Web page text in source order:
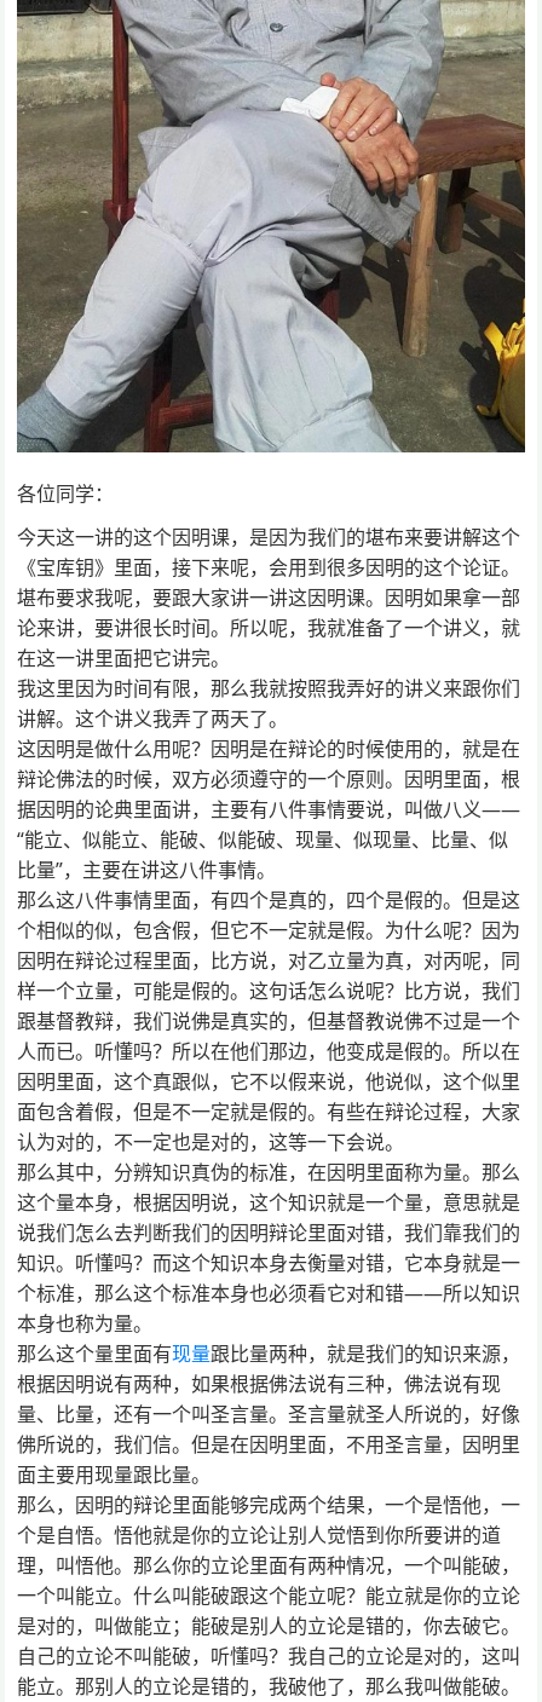
各位同学：
今天这一讲的这个因明课，是因为我们的堪布来要讲解这个
《宝库钥》里面，接下来呢，会用到很多因明的这个论证。
堪布要求我呢，要跟大家讲一讲这因明课。因明如果拿一部
论来讲，要讲很长时间。所以呢，我就准备了一个讲义，就
在这一讲里面把它讲完。
我这里因为时间有限，那么我就按照我弄好的讲义来跟你们
讲解。这个讲义我弄了两天了。
这因明是做什么用呢？因明是在辩论的时候使用的，就是在
辩论佛法的时候，双方必须遵守的一个原则。因明里面，根
据因明的论典里面讲，主要有八件事情要说，叫做八义——
“能立、似能立、能破、似能破、现量、似现量、比量、似
比量”，主要在讲这八件事情。
那么这八件事情里面，有四个是真的，四个是假的。但是这
个相似的似，包含假，但它不一定就是假。为什么呢？因为
因明在辩论过程里面，比方说，对乙立量为真，对丙呢，同
样一个立量，可能是假的。这句话怎么说呢？比方说，我们
跟基督教辩，我们说佛是真实的，但基督教说佛不过是一个
人而已。听懂吗？所以在他们那边，他变成是假的。所以在
因明里面，这个真跟似，它不以假来说，他说似，这个似里
面包含着假，但是不一定就是假的。有些在辩论过程，大家
认为对的，不一定也是对的，这等一下会说。
那么其中，分辨知识真伪的标准，在因明里面称为量。那么
这个量本身，根据因明说，这个知识就是一个量，意思就是
说我们怎么去判断我们的因明辩论里面对错，我们靠我们的
知识。听懂吗？而这个知识本身去衡量对错，它本身就是一
个标准，那么这个标准本身也必须看它对和错——所以知识
本身也称为量。
那么这个量里面有现量跟比量两种，就是我们的知识来源，
根据因明说有两种，如果根据佛法说有三种，佛法说有现
量、比量，还有一个叫圣言量。圣言量就圣人所说的，好像
佛所说的，我们信。但是在因明里面，不用圣言量，因明里
面主要用现量跟比量。
那么，因明的辩论里面能够完成两个结果，一个是悟他，一
个是自悟。悟他就是你的立论让别人觉悟到你所要讲的道
理，叫悟他。那么你的立论里面有两种情况，一个叫能破，
一个叫能立。什么叫能破跟这个能立呢？能立就是你的立论
是对的，叫做能立；能破是别人的立论是错的，你去破它。
自己的立论不叫能破，听懂吗？我自己的立论是对的，这叫
能立。那别人的立论是错的，我破他了，那么我叫做能破。